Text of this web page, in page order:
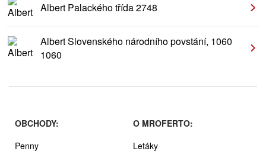
Albert Palackého třída 2748
Albert Slovenského národního povstání, 1060
1060
OBCHODY:
Penny
O MROFERTO:
Letáky